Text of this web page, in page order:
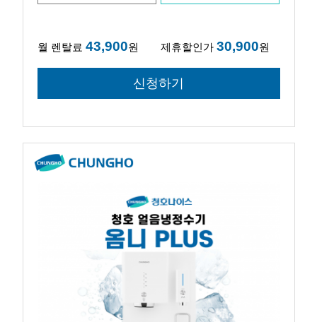
월 렌탈료 43,900원 제휴할인가30,900원